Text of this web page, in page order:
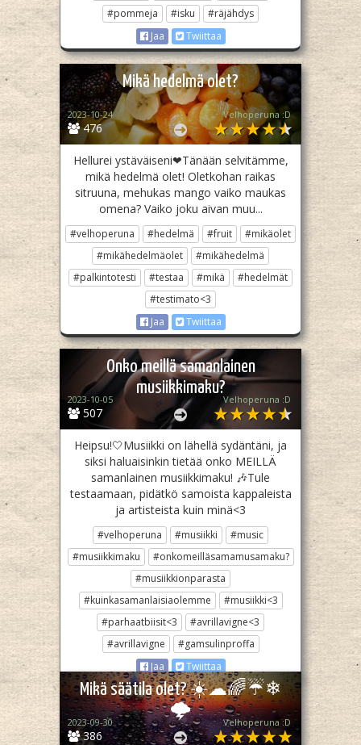
#pommeja
#isku
#räjähdys
Jaa
Twiittaa
Mikä hedelmä olet?
476
2023-10-24 Velhoperuna :D
Hellurei ystäväiseni❤Tänään selvitämme,
mikä hedelmä olet! Oletkohan raikas
sitruuna, mehukas mango vaiko maukas
omena? Vaiko joku aivan muu...
#velhoperuna #hedelmä #fruit
#mikäolet
#mikähedelmäolet
#mikähedelmä
#palkintotesti
#testaa #mikä
#hedelmät
#testimato<3
Jaa
Twiittaa
Onko meillä samanlainen
musiikkimaku?
507
2023-10-05 Velhoperuna :D
Heipsu!🤍Musiikki on lähellä sydäntäni, ja
siksi haluaisinkin tietää onko MEILLÄ
samanlainen musiikkimaku! 🎶Tule
testaamaan, pidätkö samoista kappaleista
ja artisteista kuin minä<3
#velhoperuna #musiikki
#music
#musiikkimaku
#onkomeilläsamamusamaku?
#musiikkionparasta
#kuinkasamanlaisiaolemme
#musiikki<3
#parhaatbiisit<3
#avrillavigne<3
#avrillavigne
#gamsulinproffa
Jaa
Twiittaa
Mikä säätila olet? ☀️☁🌈☔❄
🌩
386
2023-09-30 Velhoperuna :D